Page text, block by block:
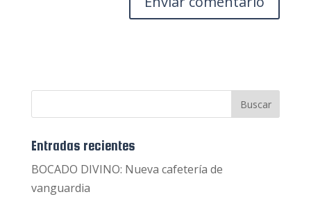
Entradas recientes
BOCADO DIVINO: Nueva cafetería de
vanguardia